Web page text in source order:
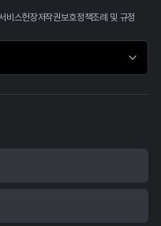
비스헌장저작권보호정책조례 및 규정